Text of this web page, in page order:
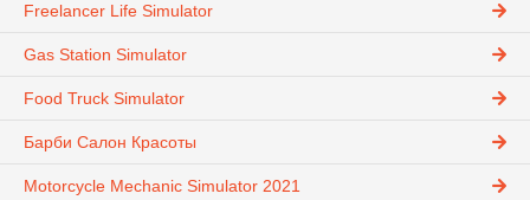
Freelancer Life Simulator
Gas Station Simulator
Food Truck Simulator
Барби Салон Красоты
Motorcycle Mechanic Simulator 2021